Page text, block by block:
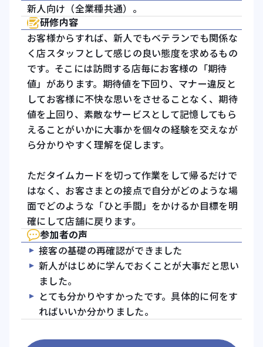
新人向け（全業種共通）。
研修内容
お客様からすれば、新人でもベテランでも関係な
く店スタッフとして感じの良い態度を求めるもの
です。そこには訪問する店毎にお客様の「期待
値」があります。期待値を下回り、マナー違反と
してお客様に不快な思いをさせることなく、期待
値を上回り、素敵なサービスとして記憶してもら
えることがいかに大事かを個々の経験を交えなが
ら分かりやすく理解を促します。
ただタイムカードを切って作業をして帰るだけで
はなく、お客さまとの接点で自分がどのような場
面でどのような「ひと手間」をかけるか目標を明
確にして店舗に戻ります。
参加者の声
接客の基礎の再確認ができました
新人がはじめに学んでおくことが大事だと思い
ました。
とても分かりやすかったです。具体的に何をす
ればいいか分かりました。